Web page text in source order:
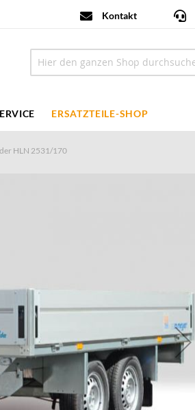
Kontakt
ERSATZTEILE-SHOP
HLN 2531/170